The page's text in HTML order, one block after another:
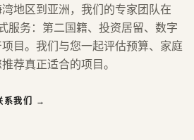
地区到亚洲，我们的专家团队在
服务：第二国籍、投资居留、数字
目。我们与您一起评估预算、家庭
荐真正适合的项目。
系我们 →